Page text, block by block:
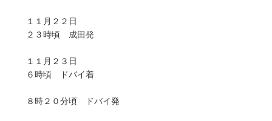
１１月２２日
２３時頃 成田発
１１月２３日
６時頃 ドバイ着
８時２０分頃 ドバイ発